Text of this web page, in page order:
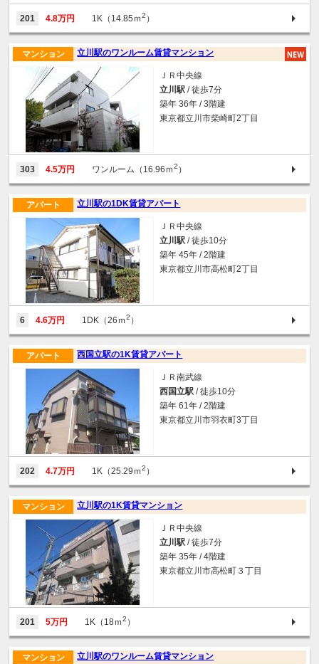
201 4.8万円 1K（14.85ｍ2 ）
立川駅のワンルーム賃貸マンション
マンション
ＪＲ中央線
立川駅 / 徒歩7分
築年 36年 / 3階建
東京都立川市柴崎町2丁目
303 4.5万円 ワンルーム（16.96ｍ2 ）
立川駅の1DK賃貸アパート
アパート
ＪＲ中央線
立川駅 / 徒歩10分
築年 45年 / 2階建
東京都立川市高松町2丁目
6 4.6万円 1DK（26ｍ2 ）
西国立駅の1K賃貸アパート
アパート
ＪＲ南武線
西国立駅 / 徒歩10分
築年 61年 / 2階建
東京都立川市羽衣町3丁目
202 4.7万円 1K（25.29ｍ2 ）
立川駅の1K賃貸マンション
マンション
ＪＲ中央線
立川駅 / 徒歩7分
築年 35年 / 4階建
東京都立川市高松町３丁目
201 5万円 1K（18ｍ2 ）
立川駅のワンルーム賃貸マンション
マンション